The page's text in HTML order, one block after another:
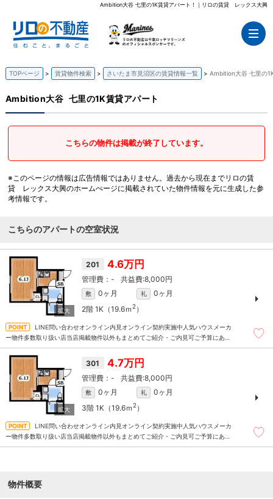
Ambition大谷 七里の1K賃貸アパート！｜リロの賃貸 レックス大興
TOPページ 賃貸物件検索 さいたま市見沼区の賃貸情報一覧 Ambition大谷 七里の
Ambition大谷 七里の1K賃貸アパート
こちらの物件は掲載が終了しています。
※このページの情報は広告情報ではありません。過去から現在までリロの賃
貸 レックス大興のホームぺージに掲載されていた物件情報を元に生成した参
考情報です。
こちらのアパートの空室状況
201 4.6万円
- 8,000円
敷 0ヶ月 礼
0ヶ月
2階 1K（19.6ｍ 2）
LINE問い合わせオンライン内見オンライン契約実施中人気ハウスメーカ
ー物件多数取り扱い店当店掲載物件以外もまとめてご紹介・ご内見可ご予算にあっ
301 4.7万円
- 8,000円
敷 0ヶ月 礼
0ヶ月
3階 1K（19.6ｍ 2）
LINE問い合わせオンライン内見オンライン契約実施中人気ハウスメーカ
ー物件多数取り扱い店当店掲載物件以外もまとめてご紹介・ご内見可ご予算にあっ
物件概要